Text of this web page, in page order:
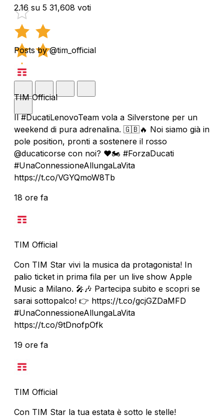
2.16 su 5 31,608 voti
Posts by @tim_official
TIM Official
Il #DucatiLenovoTeam vola a Silverstone per un
weekend di pura adrenalina. 🇬🇧🔥 Noi siamo già in
pole position, pronti a sostenere il rosso
@ducaticorse con noi? ❤️🏍️ #ForzaDucati
#UnaConnessioneAllungaLaVita
https://t.co/VGYQmoW8Tb
18 ore fa
TIM Official
Con TIM Star vivi la musica da protagonista! In
palio ticket in prima fila per un live show Apple
Music a Milano. 🎤🎶 Partecipa subito e scopri se
sarai sottopalco! 👉 https://t.co/gcjGZDaMFD
#UnaConnessioneAllungaLaVita
https://t.co/9tDnofpOfk
19 ore fa
TIM Official
Con TIM Star la tua estata è sotto le stelle!